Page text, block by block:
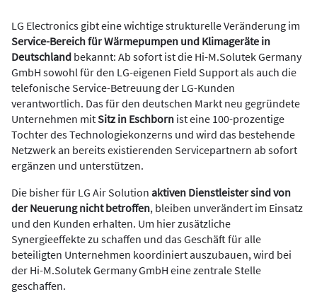
LG Electronics gibt eine wichtige strukturelle Veränderung im
Service-Bereich für Wärmepumpen und Klimageräte in
Deutschland bekannt: Ab sofort ist die Hi-M.Solutek Germany
GmbH sowohl für den LG-eigenen Field Support als auch die
telefonische Service-Betreuung der LG-Kunden
verantwortlich. Das für den deutschen Markt neu gegründete
Unternehmen mitSitz in Eschborn ist eine 100-prozentige
Tochter des Technologiekonzerns und wird das bestehende
Netzwerk an bereits existierenden Servicepartnern ab sofort
ergänzen und unterstützen.
Die bisher für LG Air Solution aktiven Dienstleister sind von
der Neuerung nicht betroffen, bleiben unverändert im Einsatz
und den Kunden erhalten. Um hier zusätzliche
Synergieeffekte zu schaffen und das Geschäft für alle
beteiligten Unternehmen koordiniert auszubauen, wird bei
der Hi-M.Solutek Germany GmbH eine zentrale Stelle
geschaffen.